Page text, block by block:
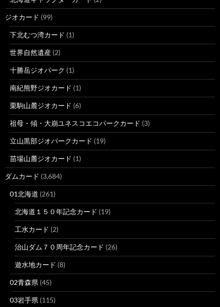
ジオカード (99)
下北むつ湾カード (1)
世界自然遺産 (2)
十勝岳ジオパーク (1)
南紀熊野ジオカード (1)
栗駒山麓ジオカード (6)
祖母・傾・大崩ユネスコエコパークカード (3)
立山黒部ジオパークカード (19)
苗場山麓ジオカード (1)
ダムカード (3,684)
01北海道 (261)
北海道１５０年記念カード (19)
工水カード (2)
治山ダム７０周年記念カード (26)
遊水地カード (8)
02青森県 (45)
03岩手県 (115)